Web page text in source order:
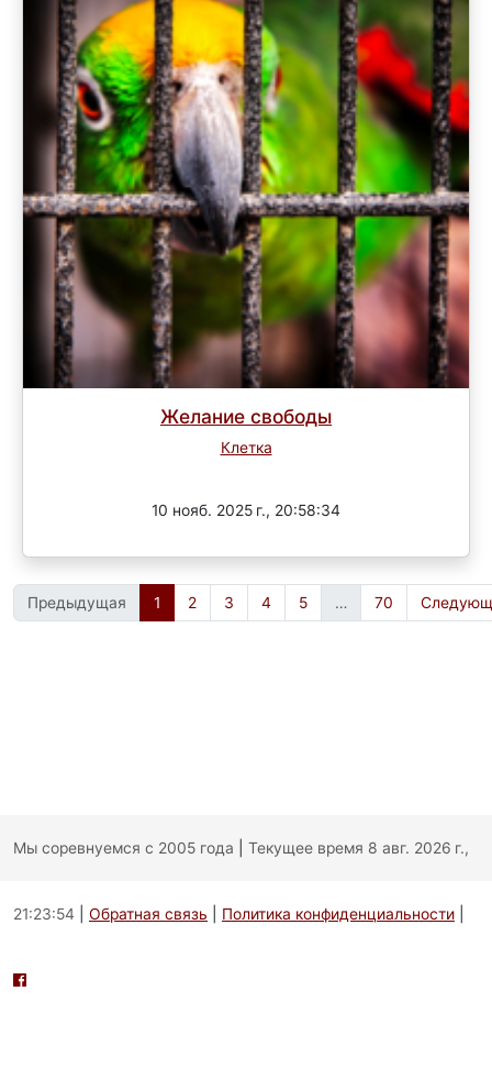
Желание свободы
Клетка
10 нояб. 2025 г., 20:58:34
Предыдущая 1 2 3 4 5 … 70
Мы соревнуемся с 2005 года Текущее время 8 авг. 2026 г.,
21:23:54 Обратная связь Политика конфиденциальности